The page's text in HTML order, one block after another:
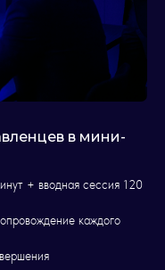
в мини-
+ вводная сессия 120
каждого